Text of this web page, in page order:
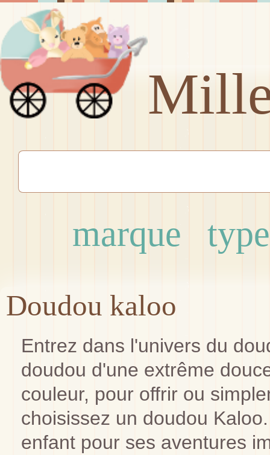
marque type
Doudou kaloo
Entrez dans l'univers du
doudou d'une extrême
couleur, pour offrir ou
choisissez un doudou
enfant pour ses aventures